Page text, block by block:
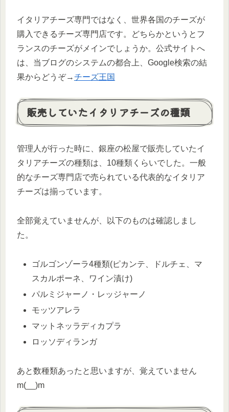
イタリアチーズ専門ではなく、世界各国のチーズが
購入できるチーズ専門店です。どちらかというとフ
ランスのチーズがメインでしょうか。公式サイトへ
は、当ブログのシステムの都合上、Google検索の結
果からどうぞ→チーズ王国
販売していたイタリアチーズの種類
管理人が行った時に、銀座の松屋で販売していたイ
タリアチーズの種類は、10種類くらいでした。一般
的なチーズ専門店で売られている代表的なイタリア
チーズは揃っています。
全部覚えていませんが、以下のものは確認しまし
た。
ゴルゴンゾーラ4種類(ピカンテ、ドルチェ、マ
スカルポーネ、ワイン漬け)
パルミジャーノ・レッジャーノ
モッツアレラ
マットネッラディカプラ
ロッソディランガ
あと数種類あったと思いますが、覚えていません
m(__)m